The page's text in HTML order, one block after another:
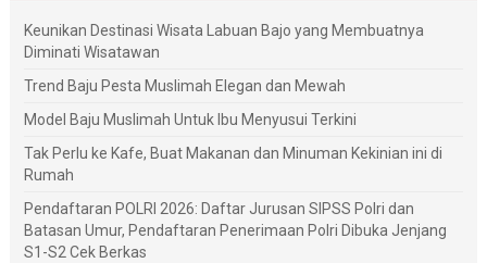
Keunikan Destinasi Wisata Labuan Bajo yang Membuatnya
Diminati Wisatawan
Trend Baju Pesta Muslimah Elegan dan Mewah
Model Baju Muslimah Untuk Ibu Menyusui Terkini
Tak Perlu ke Kafe, Buat Makanan dan Minuman Kekinian ini di
Rumah
Pendaftaran POLRI 2026: Daftar Jurusan SIPSS Polri dan
Batasan Umur, Pendaftaran Penerimaan Polri Dibuka Jenjang
S1-S2 Cek Berkas